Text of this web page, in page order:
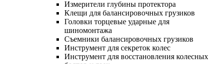
Измерители глубины протектора
Клещи для балансировочных грузиков
Головки торцевые ударные для
шиномонтажа
Съемники балансировочных грузиков
Инструмент для секреток колес
Инструмент для восстановления колесных